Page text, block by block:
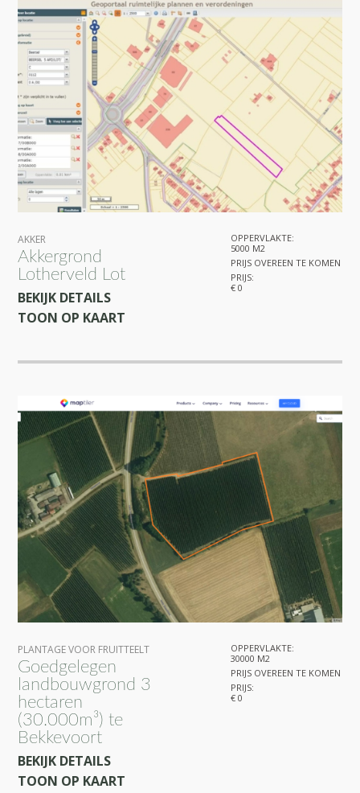
AKKER
Akkergrond
Lotherveld Lot
BEKIJK DETAILS
TOON OP KAART
OPPERVLAKTE:
5000 M2
PRIJS OVEREEN TE KOMEN
PRIJS:
€ 0
PLANTAGE VOOR FRUITTEELT
Goedgelegen
landbouwgrond 3
hectaren
(30.000m³) te
Bekkevoort
BEKIJK DETAILS
TOON OP KAART
OPPERVLAKTE:
30000 M2
PRIJS OVEREEN TE KOMEN
PRIJS:
€ 0